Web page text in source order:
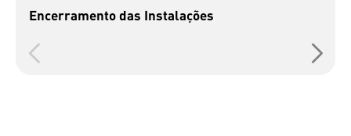
Encerramento das Instalações